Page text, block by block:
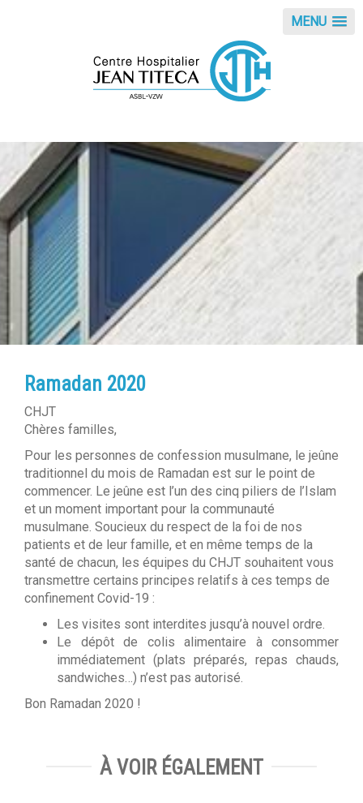
MENU
Ramadan 2020
CHJT
Chères familles,
Pour les personnes de confession musulmane, le jeûne
traditionnel du mois de Ramadan est sur le point de
commencer. Le jeûne est l’un des cinq piliers de l’Islam
et un moment important pour la communauté
musulmane. Soucieux du respect de la foi de nos
patients et de leur famille, et en même temps de la
santé de chacun, les équipes du CHJT souhaitent vous
transmettre certains principes relatifs à ces temps de
confinement Covid-19 :
Les visites sont interdites jusqu’à nouvel ordre.
Le dépôt de colis alimentaire à consommer
immédiatement (plats préparés, repas chauds,
sandwiches…) n’est pas autorisé.
Bon Ramadan 2020 !
À VOIR ÉGALEMENT